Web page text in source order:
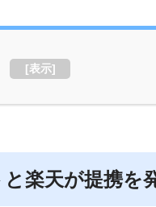
[表示]
楽天が提携を